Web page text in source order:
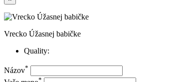
Vrecko Úžasnej babičke
Quality:
Názov*
*